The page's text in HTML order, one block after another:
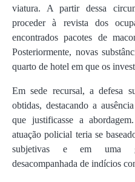
viatura. A partir dessa
proceder à revista dos
encontrados pacotes de
Posteriormente, novas
quarto de hotel em que os
Em sede recursal, a defesa
obtidas, destacando a
que justificasse a
atuação policial teria se
subjetivas e em uma
desacompanhada de indícios